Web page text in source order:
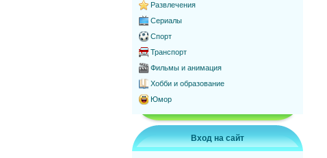
Развлечения
Сериалы
Спорт
Транспорт
Фильмы и анимация
Хобби и образование
Юмор
Вход на сайт